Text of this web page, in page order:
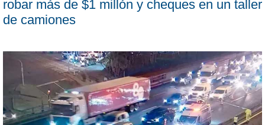
robar más de $1 millón y cheques en un taller
de camiones